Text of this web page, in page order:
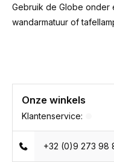
Gebruik de Globe onder
wandarmatuur of
Onze winkels
Klantenservice:
+32 (0)9 273 98